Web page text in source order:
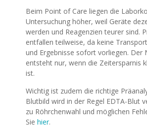
Beim Point of Care liegen die
Untersuchung höher, weil Geräte
werden und Reagenzien teurer sind.
entfallen teilweise, da keine
und Ergebnisse sofort vorliegen. Der
entsteht nur, wenn die Zeitersparnis
ist.
Wichtig ist zudem die richtige
Blutbild wird in der Regel EDTA-Blut
zu Röhrchenwahl und möglichen
Sie hier.